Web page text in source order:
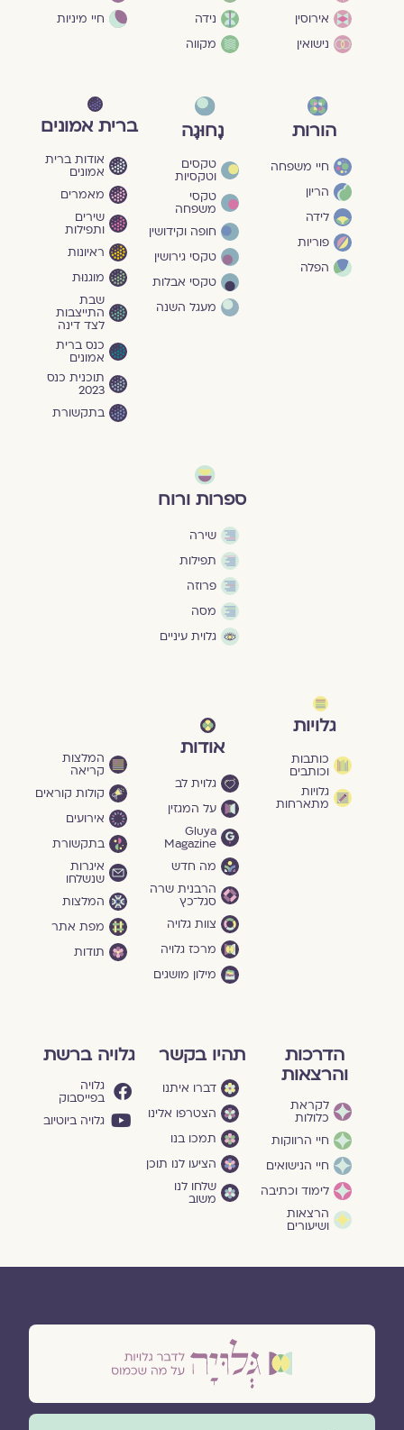
אירוסין
נישואין
נידה
מקווה
חיי מיניות
הורות
חיי משפחה
הריון
לידה
פוריות
הפלה
נָחוּגָה
טקסים
וטקסיות
טקסי
משפחה
חופה וקידושין
טקסי גירושין
טקסי אבלות
מעגל השנה
ברית אמונים
אודות ברית
אמונים
מאמרים
שירים
ותפילות
ראיונות
מוגנוּת
שבת
התייצבות
לצד דינה
כנס ברית
אמונים
תוכנית כנס
2023
בתקשורת
ספרות ורוח
שירה
תפילות
פרוזה
מסה
גלוית עיניים
גלויות
כותבות
וכותבים
גלויות
מתארחות
אודות
גלוית לב
על המגזין
Gluya
Magazine
מה חדש
הרבנית שרה
סגל־כץ
צוות גלויה
מרכז גלויה
מילון מושגים
המלצות
קריאה
קולות קוראים
אירועים
בתקשורת
איגרות
שנשלחו
המלצות
מפת אתר
תודות
הדרכות
והרצאות
לקראת
כלולות
חיי הרווקות
חיי הנישואים
לימוד וכתיבה
הרצאות
ושיעורים
תהיו בקשר
דברו איתנו
הצטרפו אלינו
תמכו בנו
הציעו לנו תוכן
שלחו לנו
משוב
גלויה ברשת
גלויה
בפייסבוק
גלויה ביוטיוב